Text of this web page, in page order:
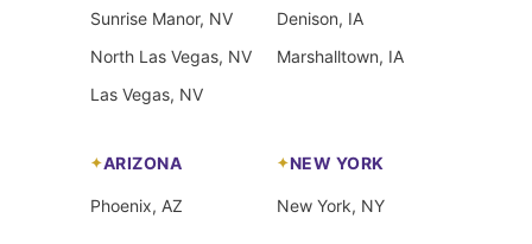
Sunrise Manor, NV
North Las Vegas, NV
Las Vegas, NV
Denison, IA
Marshalltown, IA
ARIZONA
Phoenix, AZ
NEW YORK
New York, NY